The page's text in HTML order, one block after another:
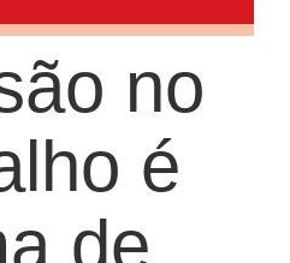
no
é
de